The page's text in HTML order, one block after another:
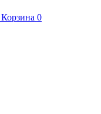
Корзина 0